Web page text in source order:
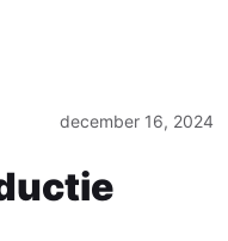
december 16, 2024